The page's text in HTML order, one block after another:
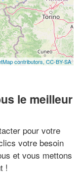
contributors, CC-BY-SA
le meilleur
pour votre
votre besoin
et vous mettons
!